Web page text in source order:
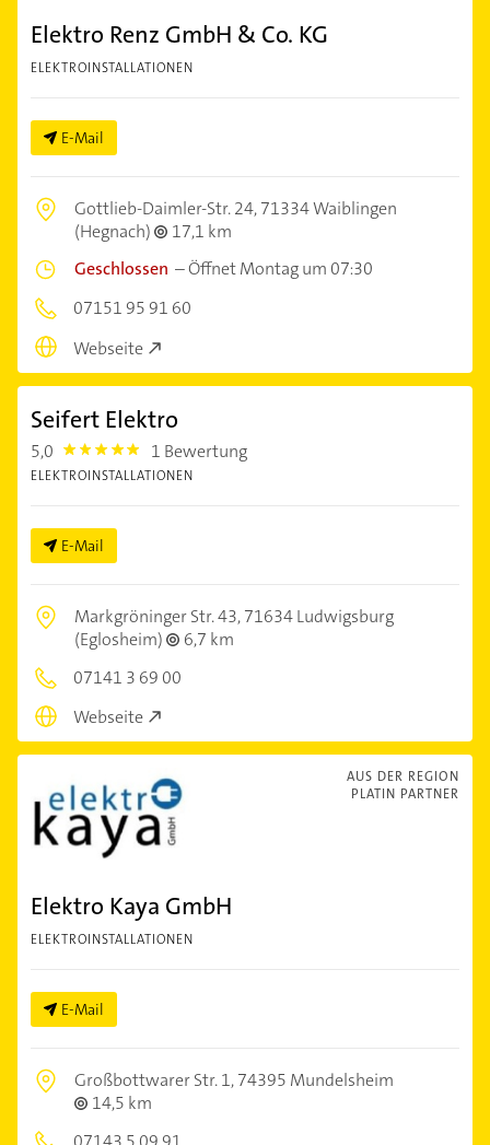
Elektro Renz GmbH & Co. KG
ELEKTROINSTALLATIONEN
E-Mail
Gottlieb-Daimler-Str. 24,71334 Waiblingen
(Hegnach)
17,1 km
Geschlossen –Öffnet Montag um 07:30
07151 95 91 60
Webseite
Seifert Elektro
5,0 5.0 1 Bewertung
ELEKTROINSTALLATIONEN
E-Mail
Markgröninger Str. 43,71634 Ludwigsburg
(Eglosheim)
6,7 km
07141 3 69 00
Webseite
AUS DER REGION
PLATIN PARTNER
Elektro Kaya GmbH
ELEKTROINSTALLATIONEN
E-Mail
Großbottwarer Str. 1,74395 Mundelsheim
14,5 km